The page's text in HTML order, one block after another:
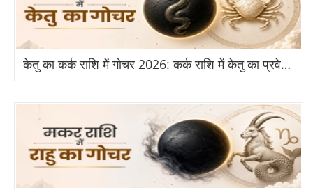
केतु का कर्क राशि में गोचर 2026: कर्क राशि में केतु का प्रवेश से किन राशियों को होगा बड़ा लाभ?